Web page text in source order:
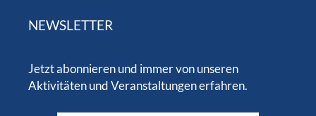
NEWSLETTER
Jetzt abonnieren und immer von unseren
Aktivitäten und Veranstaltungen erfahren.